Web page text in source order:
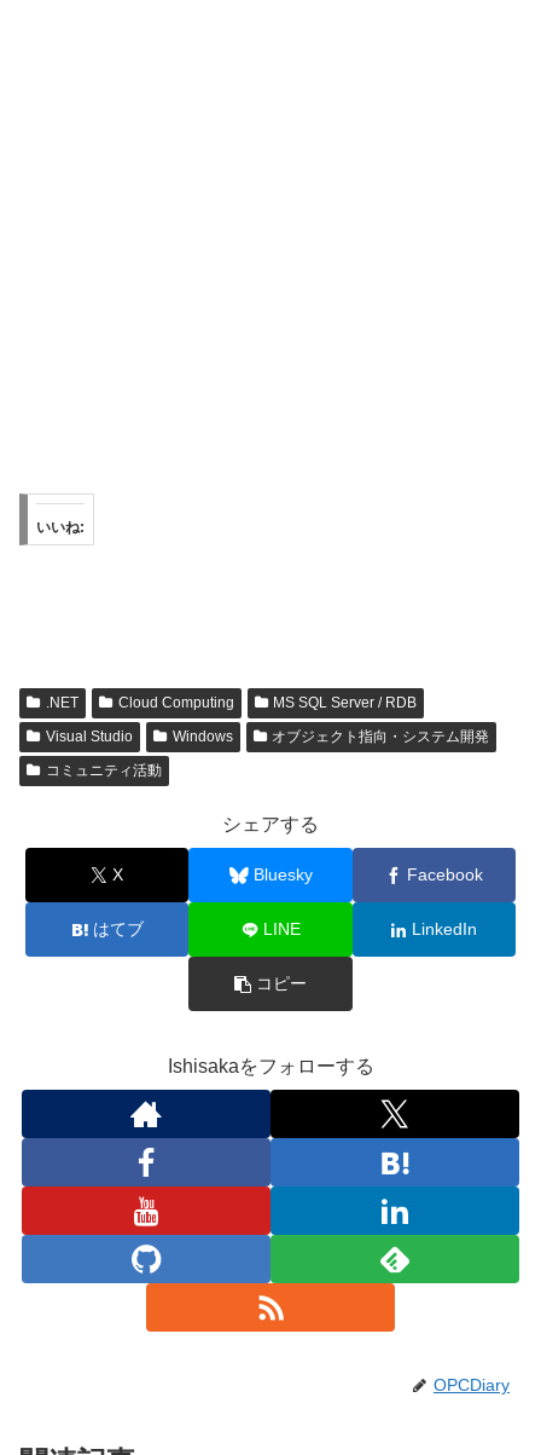
いいね:
.NET Cloud Computing
MS SQL Server / RDB
Visual Studio
Windows
オブジェクト指向・システム開発
コミュニティ活動
シェアする
X Bluesky Facebook
はてブ LINE LinkedIn
コピー
Ishisakaをフォローする
OPCDiary